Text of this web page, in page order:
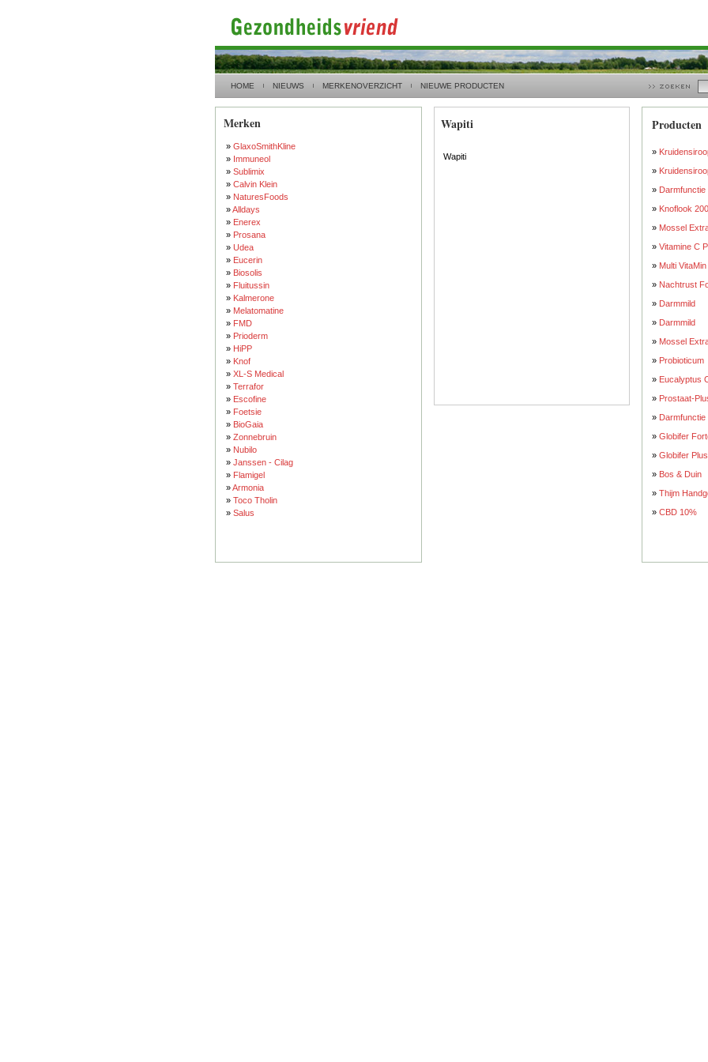
HOME NIEUWS MERKENOVERZICHT NIEUWE PRODUCTEN
Merken
» GlaxoSmithKline
» Immuneol
» Sublimix
» Calvin Klein
» NaturesFoods
»Alldays
» Enerex
» Prosana
» Udea
» Eucerin
» Biosolis
» Fluitussin
» Kalmerone
» Melatomatine
» FMD
» Prioderm
» HiPP
» Knof
» XL-S Medical
» Terrafor
» Escofine
» Foetsie
» BioGaia
» Zonnebruin
» Nubilo
» Janssen - Cilag
» Flamigel
»Armonia
» Toco Tholin
» Salus
Wapiti
Wapiti
Producten
»
»
» Darmfunctie
» Knoflook
» Mossel
» Vitamine C
» Multi
» Nachtrust
» Darmmild
» Darmmild
» Mossel
» Probioticum
» Eucalyptus
» Prostaat-
» Darmfunctie
» Globifer
» Globifer Plus
» Bos & Duin
» Thijm
» CBD 10%